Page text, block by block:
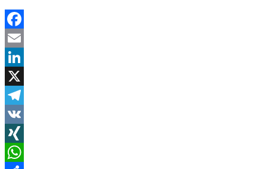
Facebook
Email
LinkedIn
X
Telegram
VK
XING